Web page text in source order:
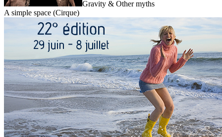
Gravity & Other myths
A simple space (Cirque)